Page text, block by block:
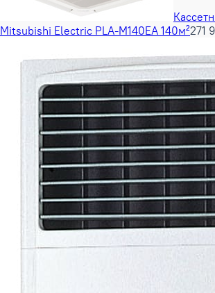
Mitsubishi Electric PLA-M140EA 140м²271